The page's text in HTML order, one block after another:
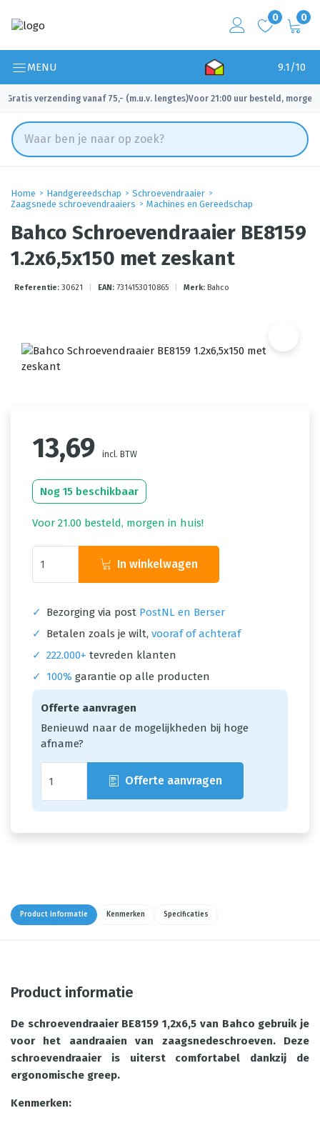
0 0
MENU 9.1/10
Gratis verzending vanaf 75,- (m.u.v. lengtes)
✓ Voor 21:00 uur besteld, morgen
Home Handgereedschap
Schroevendraaier
Zaagsnede schroevendraaiers
Machines en Gereedschap
Bahco Schroevendraaier BE8159
1.2x6,5x150 met zeskant
Referentie: 30621 EAN: 7314153010865 Merk: Bahco
13,69 incl. BTW
Nog 15 beschikbaar
Voor 21.00 besteld, morgen in huis!
In winkelwagen
✓ Bezorging via post PostNL en Berser
✓
Betalen zoals je wilt, vooraf of achteraf
✓ 222.000+ tevreden klanten
✓
100% garantie op alle producten
Offerte aanvragen
Benieuwd naar de mogelijkheden bij hoge
afname?
Offerte aanvragen
Product informatie Kenmerken Specificaties
Product informatie
De schroevendraaier BE8159 1,2x6,5 van Bahco gebruik je
voor het aandraaien van zaagsnedeschroeven. Deze
schroevendraaier is uiterst comfortabel dankzij de
ergonomische greep.
Kenmerken: